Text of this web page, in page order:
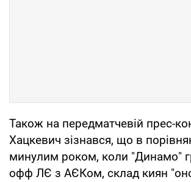
Також на передматчевій прес-
Хацкевич зізнався, що в
минулим роком, коли "Динамо"
офф ЛЄ з АЄКом, склад киян